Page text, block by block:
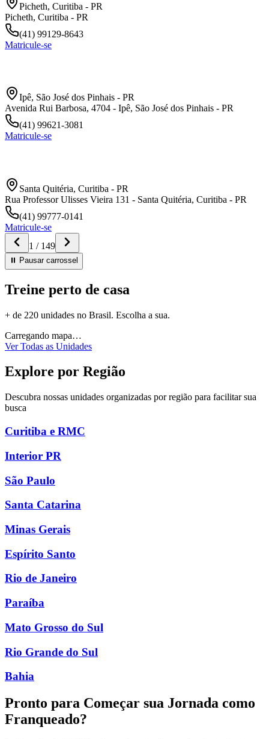
Picheth, Curitiba - PR
Picheth, Curitiba - PR
(41) 99129-8643
Matricule-se
Ipê, São José dos Pinhais - PR
Avenida Rui Barbosa, 4704 - Ipê, São José dos Pinhais - PR
(41) 99621-3081
Matricule-se
Santa Quitéria, Curitiba - PR
Rua Professor Ulisses Vieira 131 - Santa Quitéria, Curitiba - PR
(41) 99777-0141
Matricule-se
1 / 149
⏸ Pausarcarrossel
Treine perto de casa
+ de 220 unidades no Brasil. Escolha a sua.
Carregando mapa…
Ver Todas as Unidades
Explore por Região
Descubra nossas unidades organizadas por região para facilitar sua
busca
Curitiba e RMC
Interior PR
São Paulo
Santa Catarina
Minas Gerais
Espírito Santo
Rio de Janeiro
Paraíba
Mato Grosso do Sul
Rio Grande do Sul
Bahia
Pronto para Começar sua Jornada como
Franqueado?